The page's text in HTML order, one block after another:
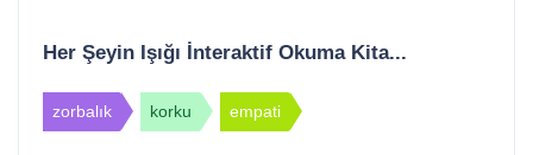
Her Şeyin Işığı İnteraktif Okuma Kita...
zorbalık korku empati